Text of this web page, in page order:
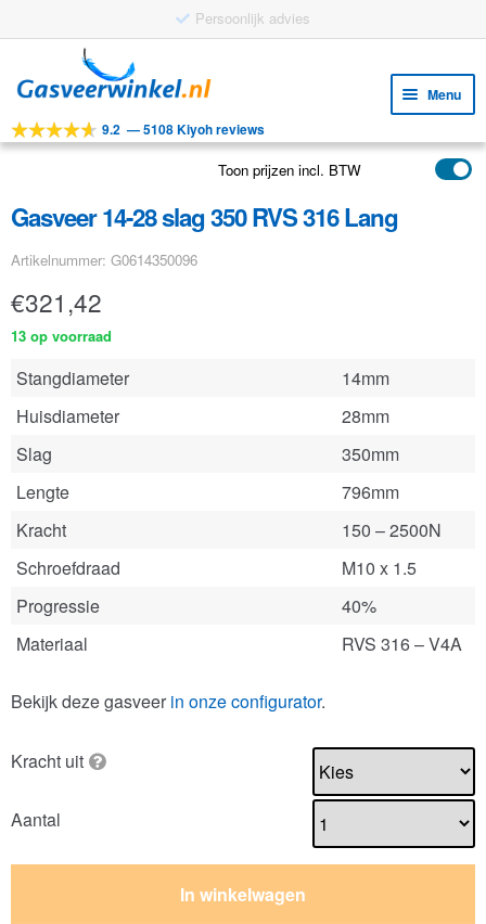
Persoonlijk advies
door
navigatie
naar
inhoud
Menu
Tools
Toepassingen
Klantenservice
FAQ
9.2 —5108 Kiyoh reviews
Toon prijzen incl. BTW
Gasveer 14-28 slag 350 RVS 316 Lang
Artikelnummer: G0614350096
€321,42
13 op voorraad
Stangdiameter
14mm
Huisdiameter
28mm
Slag
350mm
Lengte
796mm
Kracht
150 – 2500N
Schroefdraad
M10 x 1.5
Progressie
40%
Materiaal
RVS 316 – V4A
Bekijk deze gasveer in onze configurator.
Kracht uit
Aantal
In winkelwagen